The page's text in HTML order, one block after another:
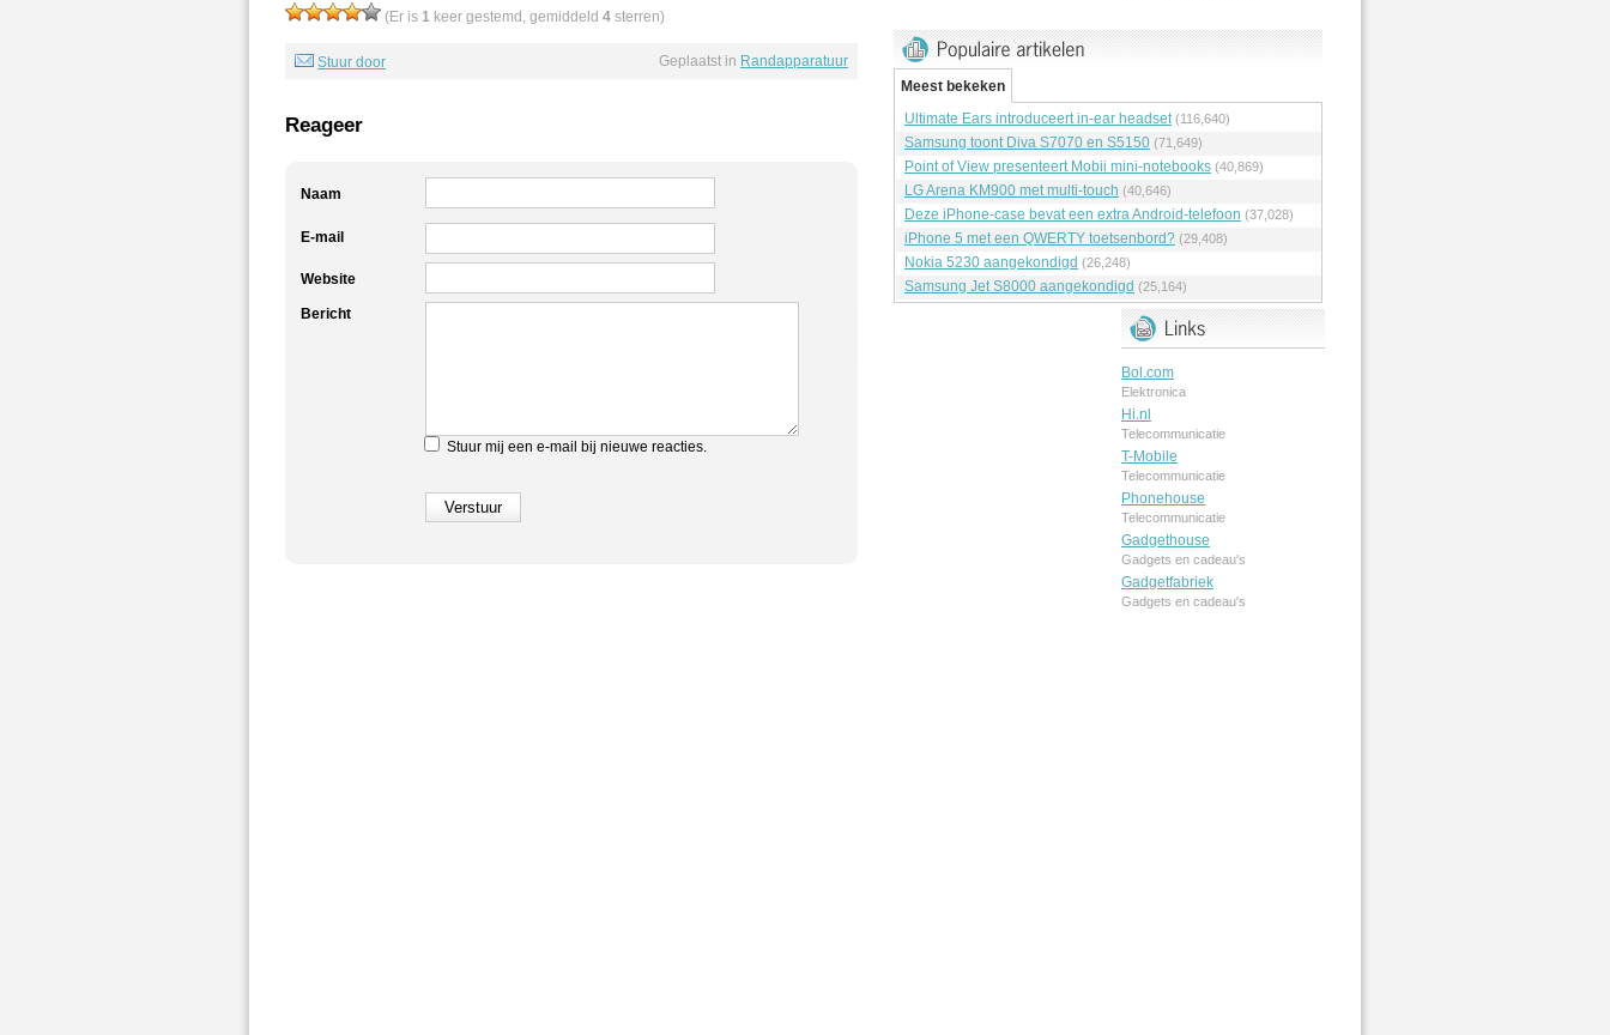
(Er is 1 keer gestemd, gemiddeld 4 sterren)
Stuur door Geplaatst in Randapparatuur
Reageer
Naam
E-mail
Website
Bericht
Stuur mij een e-mail bij nieuwe reacties.
Meest bekeken
Ultimate Ears introduceert in-ear headset (116,640)
Samsung toont Diva S7070 en S5150 (71,649)
Point of View presenteert Mobii mini-notebooks (40,869)
LG Arena KM900 met multi-touch (40,646)
Deze iPhone-case bevat een extra Android-telefoon (37,028)
iPhone 5 met een QWERTY toetsenbord? (29,408)
Nokia 5230 aangekondigd (26,248)
Samsung Jet S8000 aangekondigd (25,164)
Bol.com
Elektronica
Hi.nl
Telecommunicatie
T-Mobile
Telecommunicatie
Phonehouse
Telecommunicatie
Gadgethouse
Gadgets en cadeau's
Gadgetfabriek
Gadgets en cadeau's